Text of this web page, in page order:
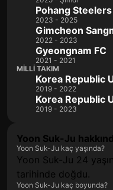
Pohang Steelers
2023 - 2025
Gimcheon
2022 - 2023
Gyeongnam FC
2021 - 2021
MILLI TAKIM
Korea Republic
2019 - 2022
Korea Republic
2019 - 2023
Yoon Suk-Ju
Yoon Suk-Ju kaç yaşında?
Yoon Suk-Ju 24
tarihinde doğdu.
Yoon Suk-Ju kaç boyunda?